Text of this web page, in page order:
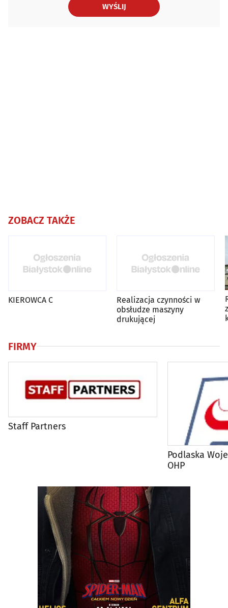
WYŚLIJ
ZOBACZ TAKŻE
KIEROWCA C
Realizacja czynności w
obsłudze maszyny
drukującej
FIRMY
Staff Partners
Podlaska
OHP